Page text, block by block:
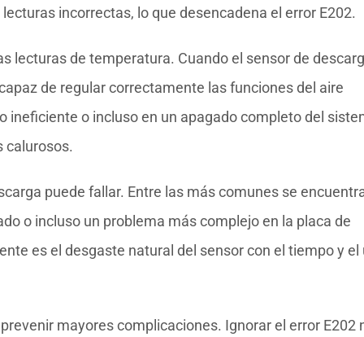
incorrectas, lo que desencadena el error E202.
lecturas de temperatura. Cuando el sensor de
de regular correctamente las funciones del aire
ineficiente o incluso en un apagado completo del
calurosos.
puede fallar. Entre las más comunes se
o incluso un problema más complejo en la placa de
es el desgaste natural del sensor con el tiempo y el
mayores complicaciones. Ignorar el error E202